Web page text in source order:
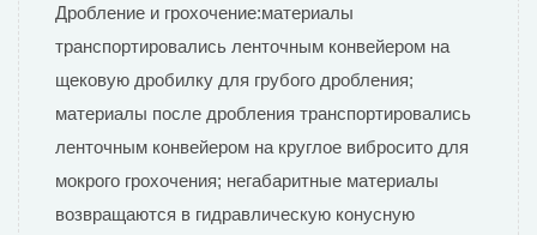
Дробление и грохочение:материалы
транспортировались ленточным конвейером на
щековую дробилку для грубого дробления;
материалы после дробления транспортировались
ленточным конвейером на круглое вибросито для
мокрого грохочения; негабаритные материалы
возвращаются в гидравлическую конусную